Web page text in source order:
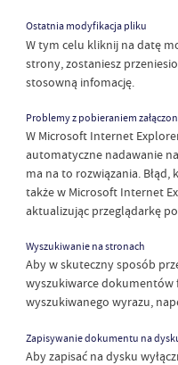
Ostatnia modyfikacja pliku
W tym celu kliknij na datę
strony, zostaniesz
stosowną infomację.
Problemy z pobieraniem
W Microsoft Internet
automatyczne nadawanie
ma na to rozwiązania.
także w Microsoft Internet
aktualizując przeglądarkę
Wyszukiwanie na stronach
Aby w skuteczny sposób
wyszukiwarce dokumentów
wyszukiwanego wyrazu,
Zapisywanie dokumentu na
Aby zapisać na dysku